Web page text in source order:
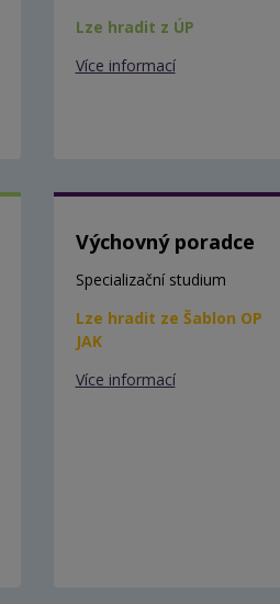
Lze hradit z ÚP
Více informací
Výchovný poradce
Specializační studium
Lze hradit ze Šablon OP
JAK
Více informací